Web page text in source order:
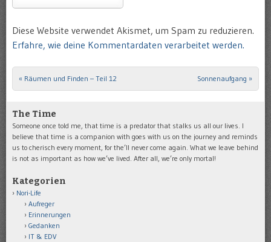
Diese Website verwendet Akismet, um Spam zu reduzieren.
Erfahre, wie deine Kommentardaten verarbeitet werden.
Post navigation
« Räumen und Finden – Teil 12 Sonnenaufgang »
The Time
Someone once told me, that time is a predator that stalks us all our lives. I
believe that time is a companion with goes with us on the journey and reminds
us to cherisch every moment, for the’ll never come again. What we leave behind
is not as important as how we’ve lived. After all, we’re only mortal!
Kategorien
Nori-Life
Aufreger
Erinnerungen
Gedanken
IT & EDV